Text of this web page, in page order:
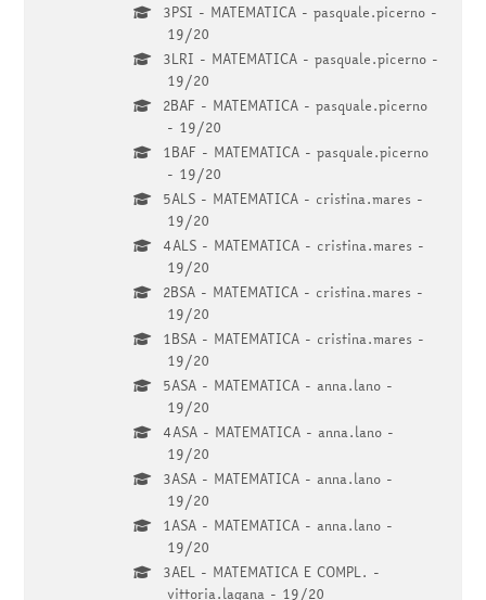
3PSI - MATEMATICA - pasquale.picerno -
19/20
3LRI - MATEMATICA - pasquale.picerno -
19/20
2BAF - MATEMATICA - pasquale.picerno
- 19/20
1BAF - MATEMATICA - pasquale.picerno
- 19/20
5ALS - MATEMATICA - cristina.mares -
19/20
4ALS - MATEMATICA - cristina.mares -
19/20
2BSA - MATEMATICA - cristina.mares -
19/20
1BSA - MATEMATICA - cristina.mares -
19/20
5ASA - MATEMATICA - anna.lano -
19/20
4ASA - MATEMATICA - anna.lano -
19/20
3ASA - MATEMATICA - anna.lano -
19/20
1ASA - MATEMATICA - anna.lano -
19/20
3AEL - MATEMATICA E COMPL. -
vittoria.lagana - 19/20